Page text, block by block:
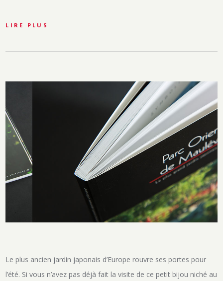
LIRE PLUS
Le plus ancien jardin japonais d’Europe rouvre ses portes pour
l’été. Si vous n’avez pas déjà fait la visite de ce petit bijou niché au